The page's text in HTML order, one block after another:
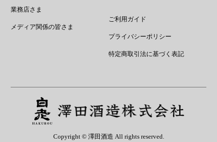
業務店さま
メディア関係の皆さま
ご利用ガイド
プライバシーポリシー
特定商取引法に基づく表記
Copyright © 澤田酒造 All rights reserved.